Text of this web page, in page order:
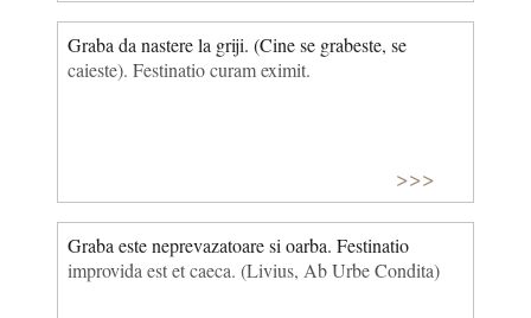
Graba da nastere la griji. (Cine se grabeste, se
caieste). Festinatio curam eximit.
>>>
Graba este neprevazatoare si oarba. Festinatio
improvida est et caeca. (Livius, Ab Urbe Condita)